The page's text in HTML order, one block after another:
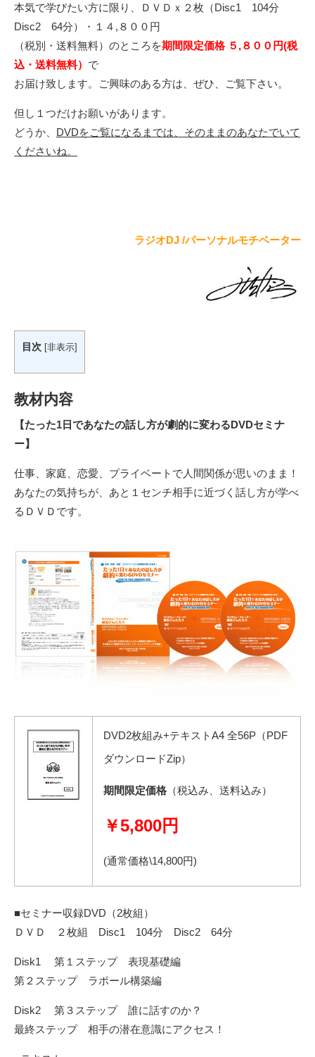
本気で学びたい方に限り、ＤＶＤｘ２枚（Disc1 104分
Disc2 64分）・１４,８００円
（税別・送料無料）のところを期間限定価格 ５,８００円(税
込・送料無料） で
お届け致します。ご興味のある方は、ぜひ、ご覧下さい。
但し１つだけお願いがあります。
どうか、 DVDをご覧になるまでは、そのままのあなたでいて
くださいね。
ラジオDJ /パーソナルモチベーター
目次 [非表示]
教材内容
【たった1日であなたの話し方が劇的に変わるDVDセミナ
ー】
仕事、家庭、恋愛、プライベートで人間関係が思いのまま！
あなたの気持ちが、あと１センチ相手に近づく話し方が学べ
るＤＶＤです。
DVD2枚組み+テキストA4 全56P（PDF
ダウンロードZip）
期間限定価格 （税込み、送料込み）
￥5,800円
(通常価格\14,800円)
■セミナー収録DVD（2枚組）
ＤＶＤ ２枚組 Disc1 104分 Disc2 64分
Disk1 第１ステップ 表現基礎編
第２ステップ ラポール構築編
Disk2 第３ステップ 誰に話すのか？
最終ステップ 相手の潜在意識にアクセス！